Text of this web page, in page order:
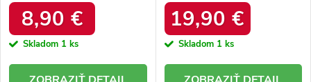
8,90 €
Skladom 1 ks
19,90 €
Skladom 1 ks